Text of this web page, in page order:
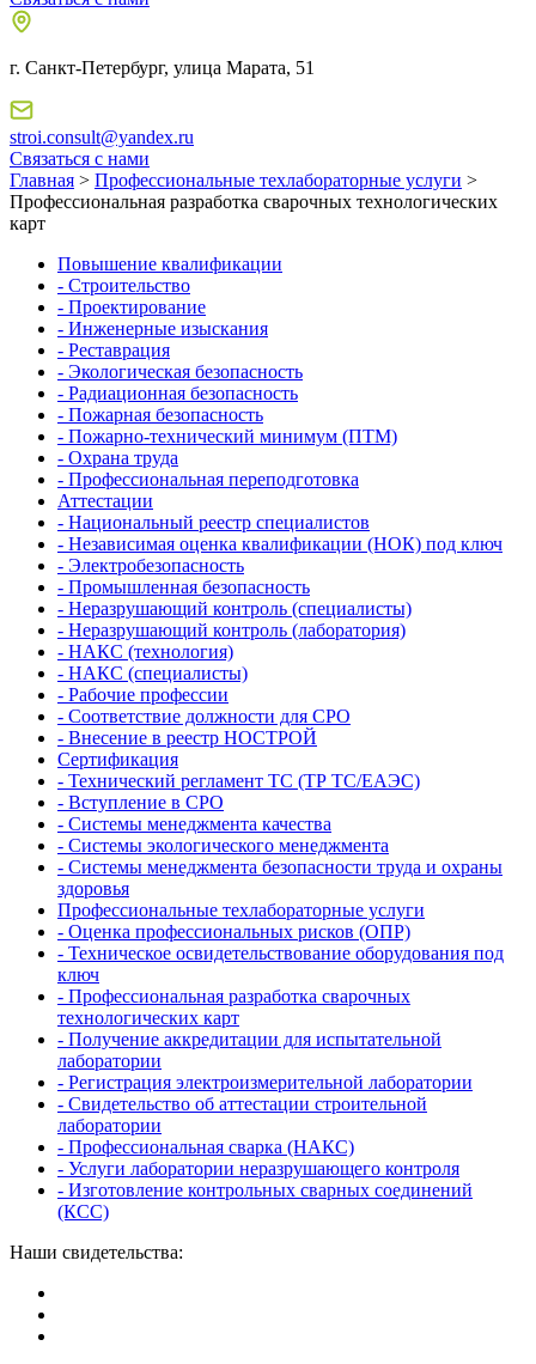
г. Санкт-Петербург, улица Марата, 51
stroi.consult@yandex.ru
Связаться с нами
Главная > Профессиональные техлабораторные услуги >
Профессиональная разработка сварочных технологических
карт
Повышение квалификации
- Строительство
- Проектирование
- Инженерные изыскания
- Реставрация
- Экологическая безопасность
- Радиационная безопасность
- Пожарная безопасность
- Пожарно-технический минимум (ПТМ)
- Охрана труда
- Профессиональная переподготовка
Аттестации
- Национальный реестр специалистов
- Независимая оценка квалификации (НОК) под ключ
- Электробезопасность
- Промышленная безопасность
- Неразрушающий контроль (специалисты)
- Неразрушающий контроль (лаборатория)
- НАКС (технология)
- НАКС (специалисты)
- Рабочие профессии
- Соответствие должности для СРО
- Внесение в реестр НОСТРОЙ
Сертификация
- Технический регламент ТС (ТР ТС/ЕАЭС)
- Вступление в СРО
- Системы менеджмента качества
- Системы экологического менеджмента
- Системы менеджмента безопасности труда и охраны
здоровья
Профессиональные техлабораторные услуги
- Оценка профессиональных рисков (ОПР)
- Техническое освидетельствование оборудования под
ключ
- Профессиональная разработка сварочных
технологических карт
- Получение аккредитации для испытательной
лаборатории
- Регистрация электроизмерительной лаборатории
- Свидетельство об аттестации строительной
лаборатории
- Профессиональная сварка (НАКС)
- Услуги лаборатории неразрушающего контроля
- Изготовление контрольных сварных соединений
(КСС)
Наши свидетельства: